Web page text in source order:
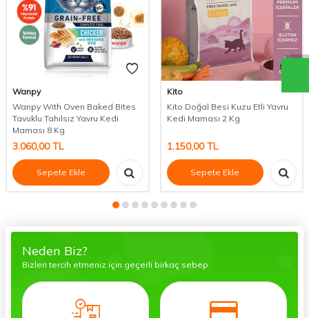
Wanpy
Wanpy With Oven Baked Bites
Tavuklu Tahılsız Yavru Kedi
Maması 8 Kg
3.060,00TL
Sepete Ekle
Kito
Kito Doğal Besi Kuzu Etli Yavru
Kedi Maması 2 Kg
1.150,00TL
Sepete Ekle
Neden Biz?
Bizleri tercih etmeniz için geçerli birkaç sebep.